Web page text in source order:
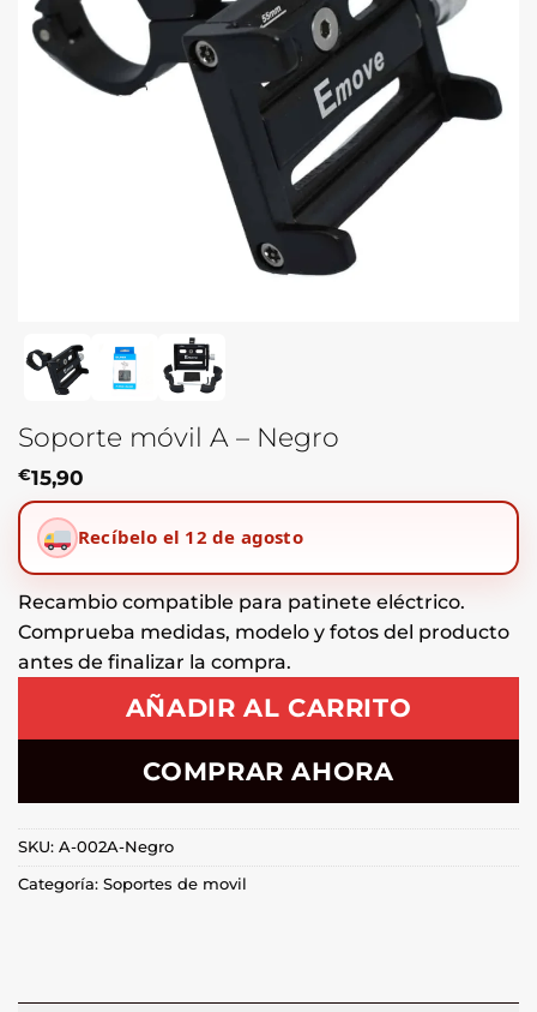
Soporte móvil A – Negro
€15,90
Recíbelo el 12 de agosto
Recambio compatible para patinete eléctrico.
Comprueba medidas, modelo y fotos del producto
antes de finalizar la compra.
AÑADIR AL CARRITO
COMPRAR AHORA
SKU: A-002A-Negro
Categoría: Soportes de movil